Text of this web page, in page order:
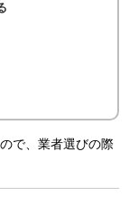
で、業者選びの際